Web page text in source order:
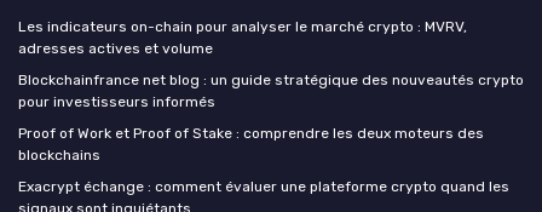
Les indicateurs on-chain pour analyser le marché crypto : MVRV,
adresses actives et volume
Blockchainfrance net blog : un guide stratégique des nouveautés crypto
pour investisseurs informés
Proof of Work et Proof of Stake : comprendre les deux moteurs des
blockchains
Exacrypt échange : comment évaluer une plateforme crypto quand les
signaux sont inquiétants